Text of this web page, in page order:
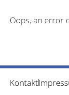
Oops, an error
Kontakt